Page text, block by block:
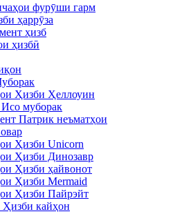
фурӯши гарм
ҳаррӯза
ҳизб
ҳизбӣ
Ҳизби Ҳеллоуин
муборак
Патрик неъматҳои
Ҳизби Unicorn
Ҳизби Динозавр
Ҳизби ҳайвонот
Ҳизби Mermaid
Ҳизби Пайрэйт
кайҳон